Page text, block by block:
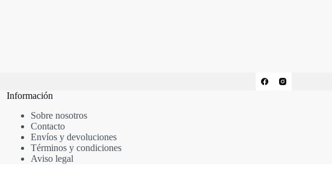
Información
Sobre nosotros
Contacto
Envíos y devoluciones
Términos y condiciones
Aviso legal